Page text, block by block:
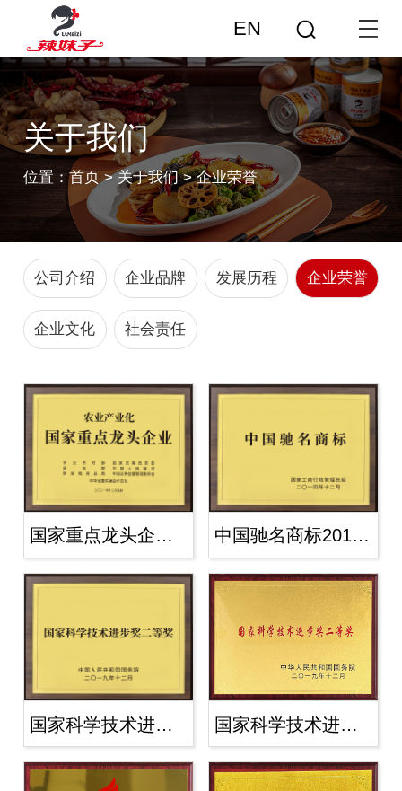
EN
关于我们
位置：首页 >关于我们>企业荣誉
公司介绍 企业品牌 发展历程 企业荣誉
企业文化 社会责任
国家重点龙头企业2021年 中国驰名商标2014年
国家科学技术进步奖二等奖2019年 国家科学技术进步奖二等奖2019年